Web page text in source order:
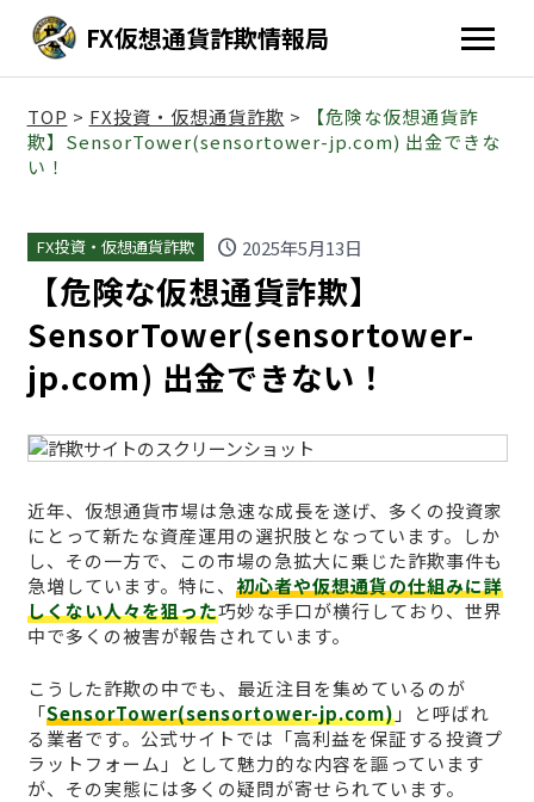
FX仮想通貨詐欺情報局
TOP > FX投資・仮想通貨詐欺 >
【危険な仮想通貨詐
欺】SensorTower(sensortower-jp.com) 出金できな
い！
FX投資・仮想通貨詐欺 schedule 2025年5月13日
【危険な仮想通貨詐欺】
SensorTower(sensortower-
jp.com) 出金できない！
近年、仮想通貨市場は急速な成長を遂げ、多くの投資家
にとって新たな資産運用の選択肢となっています。しか
し、その一方で、この市場の急拡大に乗じた詐欺事件も
急増しています。特に、 初心者や仮想通貨の仕組みに詳
しくない人々を狙った巧妙な手口が横行しており、世界
中で多くの被害が報告されています。
こうした詐欺の中でも、最近注目を集めているのが
「SensorTower(sensortower-jp.com)」と呼ばれ
る業者です。公式サイトでは「高利益を保証する投資プ
ラットフォーム」として魅力的な内容を謳っています
が、その実態には多くの疑問が寄せられています。